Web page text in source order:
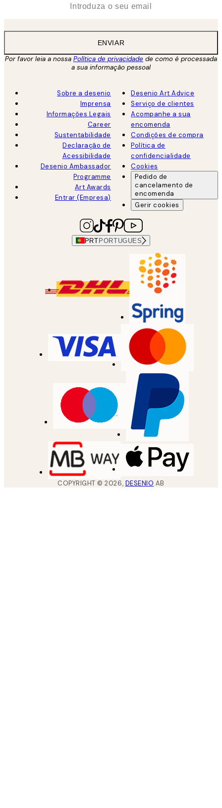
ENVIAR
Por favor leia a nossa Política de privacidade de como é processada
a sua informação pessoal
Sobre a desenio
Imprensa
Informações Legais
Career
Sustentabilidade
Declaração de
Acessibilidade
Desenio Ambassador
Programme
Art Awards
Entrar (Empresa)
Desenio Art Advice
Serviço de clientes
Acompanhe a sua
encomenda
Condições de compra
Política de
confidencialidade
Cookies
Pedido de
cancelamento de
encomenda
Gerir cookies
PRTPORTUGUES
COPYRIGHT ©2026, DESENIO AB